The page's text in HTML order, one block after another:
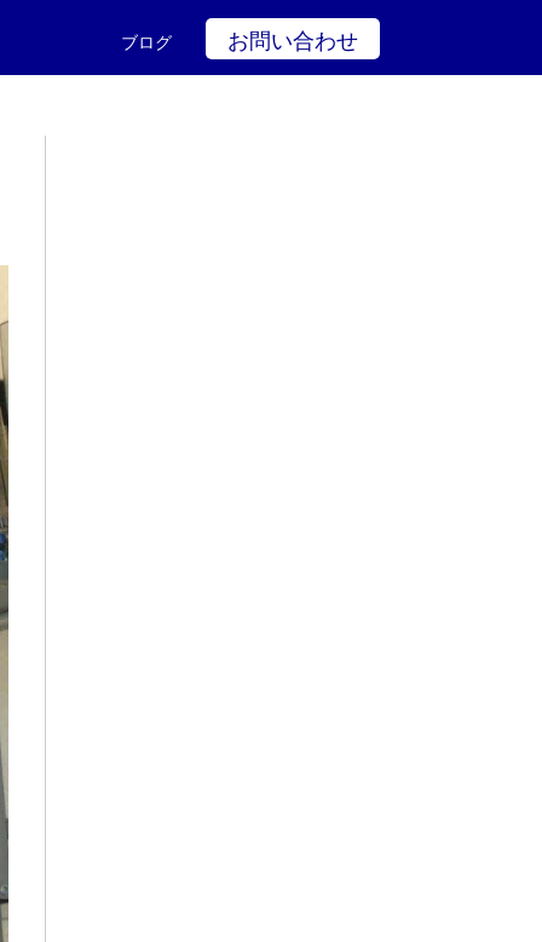
ブログ お問い合わせ